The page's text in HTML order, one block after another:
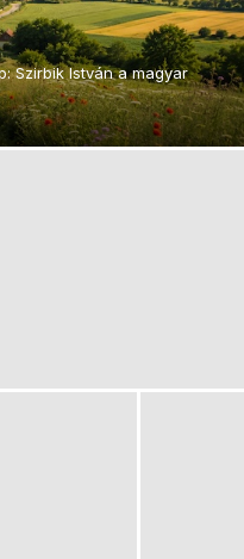
Szirbik István a magyar